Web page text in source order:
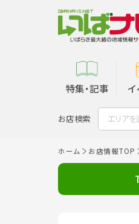
特集・記事 イ
お店検索 エリア
ホーム お店情報TOP